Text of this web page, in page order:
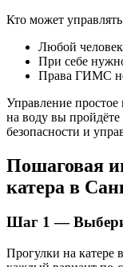
Кто может
Любой
При себе
Права ГИМС
Управление
на воду вы
безопасности и
Пошаговая
катера в
Шаг 1 —
Прогулки на катере